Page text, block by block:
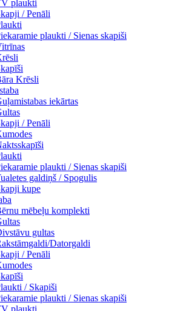
plaukti
/ Penāli
plaukti / Sienas skapiši
Krēsli
iekārtas
/ Penāli
plaukti / Sienas skapiši
galdiņš / Spogulis
kupe
mēbeļu komplekti
gultas
Datorgaldi
/ Penāli
/ Skapiši
plaukti / Sienas skapiši
plaukti